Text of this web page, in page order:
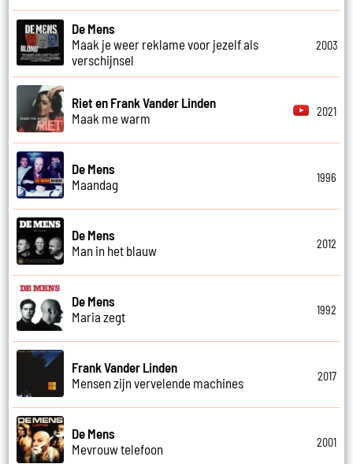
De Mens
Maak je weer reklame voor jezelf als
verschijnsel
2003
Riet en Frank Vander Linden
Maak me warm
2021
De Mens
Maandag
1996
De Mens
Man in het blauw
2012
De Mens
Maria zegt
1992
Frank Vander Linden
Mensen zijn vervelende machines
2017
De Mens
Mevrouw telefoon
2001